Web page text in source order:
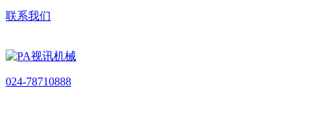
联系我们
024-78710888